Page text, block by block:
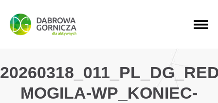
PRZEJDŹ DO MENU GŁÓWNEGO
PRZEJDŹ DO WYSZUKIWARKI
PRZEJDŹ DO TREŚCI
MOGILA-WP_KONIEC-